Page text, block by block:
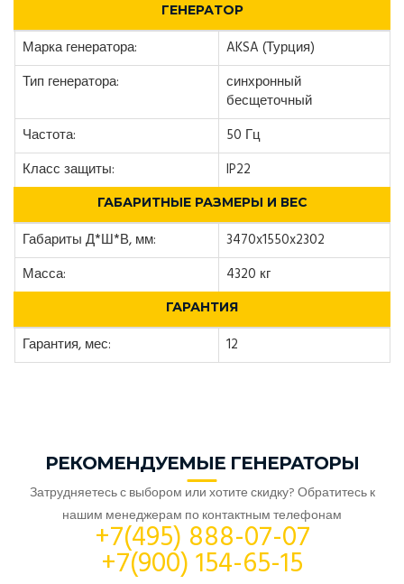
ГЕНЕРАТОР
Марка генератора:
AKSA (Турция)
Тип генератора:
синхронный
бесщеточный
Частота:
50 Гц
Класс защиты:
IP22
ГАБАРИТНЫЕ РАЗМЕРЫ И ВЕС
Габариты Д*Ш*В, мм:
3470x1550x2302
Масса:
4320 кг
ГАРАНТИЯ
Гарантия, мес: 12
РЕКОМЕНДУЕМЫЕ ГЕНЕРАТОРЫ
Затрудняетесь с выбором или хотите скидку? Обратитесь к
нашим менеджерам по контактным телефонам
+7(495) 888-07-07
+7(900) 154-65-15